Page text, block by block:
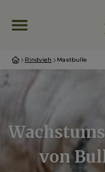
Rindvieh Mastbulle
von